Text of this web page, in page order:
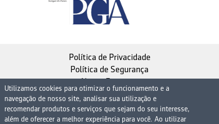
Política de Privacidade
Política de Segurança
Nosso Estatuto
Instituto de Longevidade MAG, uma empresa do
Grupo MAG
Utilizamos cookies para otimizar o funcionamento e a
navegação de nosso site, analisar sua utilização e
recomendar produtos e serviços que sejam do seu interesse,
além de oferecer a melhor experiência para você. Ao utilizar